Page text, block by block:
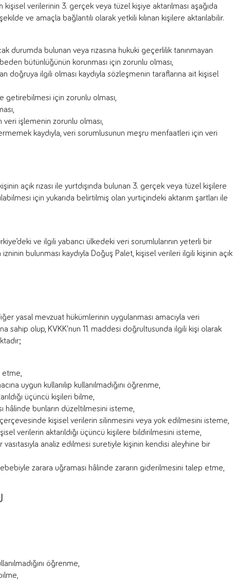
kişisel verilerinin 3. gerçek veya tüzel kişiye aktarılması aşağıda
ve amaçla bağlantılı olarak yetkili kılınan kişilere aktarılabilir.
durumda bulunan veya rızasına hukuki geçerlilik tanınmayan
bütünlüğünün korunması için zorunlu olması,
doğruya ilgili olması kaydıyla sözleşmenin taraflarına ait kişisel
getirebilmesi için zorunlu olması,
veri işlemenin zorunlu olması,
kaydıyla, veri sorumlusunun meşru menfaatleri için veri
açık rızası ile yurtdışında bulunan 3. gerçek veya tüzel kişilere
için yukarıda belirtilmiş olan yurtiçindeki aktarım şartları ile
ve ilgili yabancı ülkedeki veri sorumlularının yeterli bir
bulunması kaydıyla Doğuş Palet, kişisel verileri ilgili kişinin açık
yasal mevzuat hükümlerinin uygulanması amacıyla veri
sahip olup, KVKK'nun 11. maddesi doğrultusunda ilgili kişi olarak
etme,
uygun kullanılıp kullanılmadığını öğrenme,
üçüncü kişileri bilme,
hâlinde bunların düzeltilmesini isteme,
kişisel verilerin silinmesini veya yok edilmesini isteme,
verilerin aktarıldığı üçüncü kişilere bildirilmesini isteme,
analiz edilmesi suretiyle kişinin kendisi aleyhine bir
zarara uğraması hâlinde zararın giderilmesini talep etme,
öğrenme,